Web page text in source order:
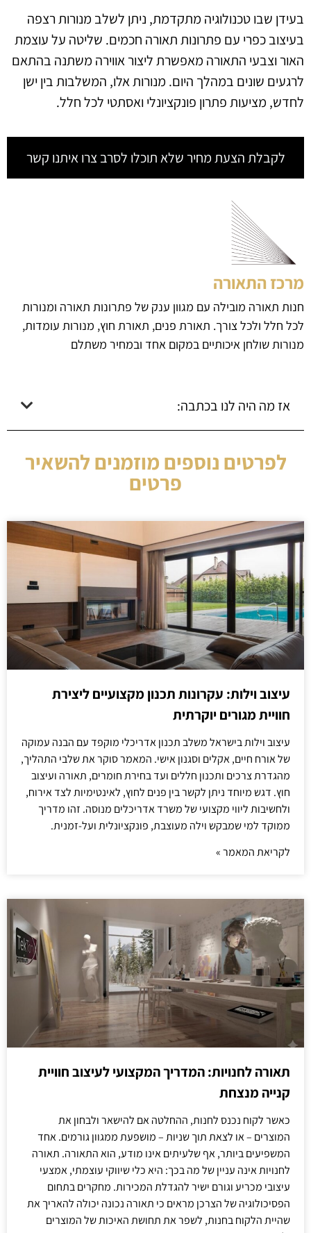
בעידן שבו טכנולוגיה מתקדמת, ניתן לשלב מנורות רצפה
בעיצוב כפרי עם פתרונות תאורה חכמים. שליטה על עוצמת
האור וצבעי התאורה מאפשרת ליצור אווירה משתנה בהתאם
לרגעים שונים במהלך היום. מנורות אלו, המשלבות בין ישן
לחדש, מציעות פתרון פונקציונלי ואסתטי לכל חלל.
לקבלת הצעת מחיר שלא תוכלו לסרב צרו איתנו קשר
מרכז התאורה
חנות תאורה מובילה עם מגוון ענק של פתרונות תאורה ומנורות
לכל חלל ולכל צורך. תאורת פנים, תאורת חוץ, מנורות עומדות,
מנורות שולחן איכותיים במקום אחד ובמחיר משתלם
אז מה היה לנו בכתבה:
לפרטים נוספים מוזמנים להשאיר
פרטים
עיצוב וילות: עקרונות תכנון מקצועיים ליצירת
חוויית מגורים יוקרתית
עיצוב וילות בישראל משלב תכנון אדריכלי מוקפד עם הבנה עמוקה
של אורח חיים, אקלים וסגנון אישי. המאמר סוקר את שלבי התהליך,
מהגדרת צרכים ותכנון חללים ועד בחירת חומרים, תאורה ועיצוב
חוץ. דגש מיוחד ניתן לקשר בין פנים לחוץ, לאינטימיות לצד אירוח,
ולחשיבות ליווי מקצועי של משרד אדריכלים מנוסה. זהו מדריך
ממוקד למי שמבקש וילה מעוצבת, פונקציונלית ועל-זמנית.
לקריאת המאמר »
תאורה לחנויות: המדריך המקצועי לעיצוב חוויית
קנייה מנצחת
כאשר לקוח נכנס לחנות, ההחלטה אם להישאר ולבחון את
המוצרים – או לצאת תוך שניות – מושפעת ממגוון גורמים. אחד
המשפיעים ביותר, אף שלעיתים אינו מודע, הוא התאורה. תאורה
לחנויות אינה עניין של מה בכך: היא כלי שיווקי עוצמתי, אמצעי
עיצובי מכריע וגורם ישיר להגדלת המכירות. מחקרים בתחום
הפסיכולוגיה של הצרכן מראים כי תאורה נכונה יכולה להאריך את
שהיית הלקוח בחנות, לשפר את תחושת האיכות של המוצרים